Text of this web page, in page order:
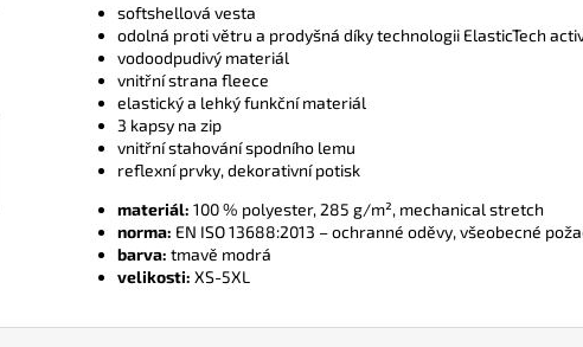
softshellová vesta
odolná proti větru a prodyšná díky technologii ElasticTech
vodoodpudivý materiál
vnitřní strana fleece
elastický a lehký funkční materiál
3 kapsy na zip
vnitřní stahování spodního lemu
reflexní prvky, dekorativní potisk
materiál: 100 % polyester, 285 g/m², mechanical stretch
norma: EN ISO 13688:2013 – ochranné oděvy, všeobecné
barva: tmavě modrá
velikosti: XS-5XL